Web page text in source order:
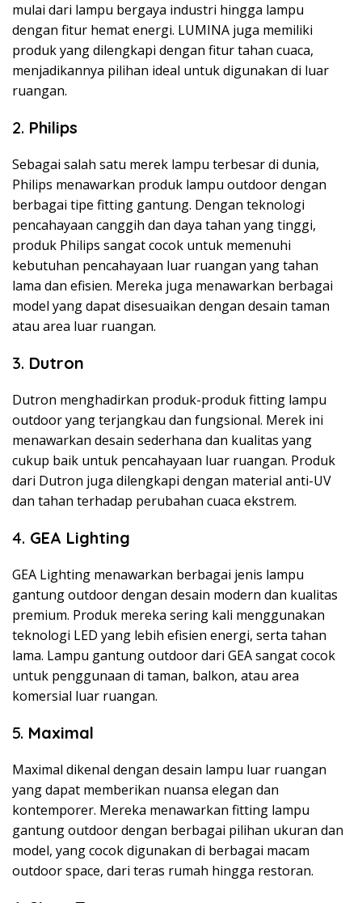
mulai dari lampu bergaya industri hingga lampu
dengan fitur hemat energi. LUMINA juga memiliki
produk yang dilengkapi dengan fitur tahan cuaca,
menjadikannya pilihan ideal untuk digunakan di luar
ruangan.
2. Philips
Sebagai salah satu merek lampu terbesar di dunia,
Philips menawarkan produk lampu outdoor dengan
berbagai tipe fitting gantung. Dengan teknologi
pencahayaan canggih dan daya tahan yang tinggi,
produk Philips sangat cocok untuk memenuhi
kebutuhan pencahayaan luar ruangan yang tahan
lama dan efisien. Mereka juga menawarkan berbagai
model yang dapat disesuaikan dengan desain taman
atau area luar ruangan.
3. Dutron
Dutron menghadirkan produk-produk fitting lampu
outdoor yang terjangkau dan fungsional. Merek ini
menawarkan desain sederhana dan kualitas yang
cukup baik untuk pencahayaan luar ruangan. Produk
dari Dutron juga dilengkapi dengan material anti-UV
dan tahan terhadap perubahan cuaca ekstrem.
4. GEA Lighting
GEA Lighting menawarkan berbagai jenis lampu
gantung outdoor dengan desain modern dan kualitas
premium. Produk mereka sering kali menggunakan
teknologi LED yang lebih efisien energi, serta tahan
lama. Lampu gantung outdoor dari GEA sangat cocok
untuk penggunaan di taman, balkon, atau area
komersial luar ruangan.
5. Maximal
Maximal dikenal dengan desain lampu luar ruangan
yang dapat memberikan nuansa elegan dan
kontemporer. Mereka menawarkan fitting lampu
gantung outdoor dengan berbagai pilihan ukuran dan
model, yang cocok digunakan di berbagai macam
outdoor space, dari teras rumah hingga restoran.